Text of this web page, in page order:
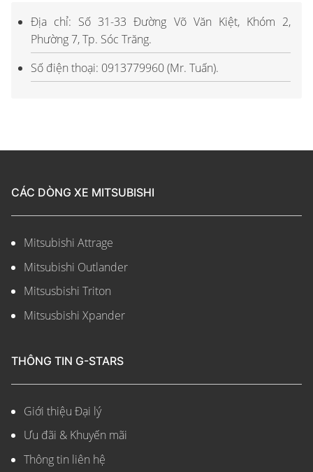
Địa chỉ: Số 31-33 Đường Võ Văn Kiệt, Khóm 2,
Phường 7, Tp. Sóc Trăng.
Số điện thoại: 0913779960 (Mr. Tuấn).
CÁC DÒNG XE MITSUBISHI
Mitsubishi Attrage
Mitsubishi Outlander
Mitsusbishi Triton
Mitsusbishi Xpander
THÔNG TIN G-STARS
Giới thiệu Đại lý
Ưu đãi & Khuyến mãi
Thông tin liên hệ